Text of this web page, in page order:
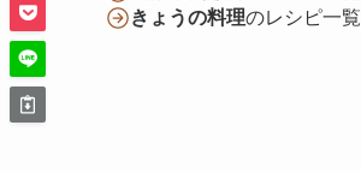
きょうの料理のレシピ一覧